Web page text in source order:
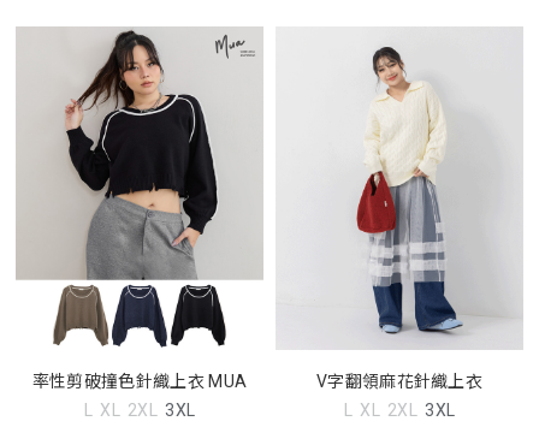
率性剪破撞色針織上衣 MUA
L XL 2XL 3XL
V字翻領麻花針織上衣
L XL 2XL 3XL